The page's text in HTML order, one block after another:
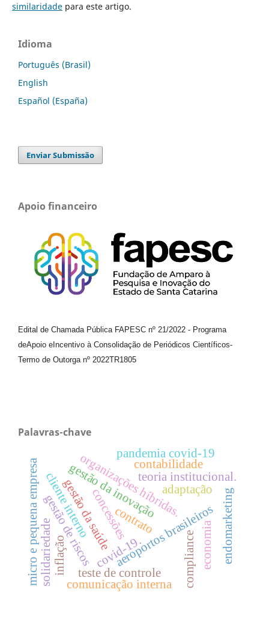
similaridadepara este artigo.
Idioma
Português (Brasil)
English
Español (España)
Enviar Submissão
Apoio financeiro
Edital de Chamada Pública FAPESC nº 21/2022 - Programa
deApoio e Incentivo à Consolidação de Periódicos Científicos-
Termo de Outorga nº 2022TR1805
Palavras-chave
covid-19.
concessõesaeroportos brasileiros
organizações híbridas.teoria institucional.
teste de controle
gestão de riscos compliance
gestão da inovação
micro e pequena empresa adaptação
comunicação interna
gestão da saúde
solidariedade economia endomarketing
contabilidade
contrato
pandemia covid-19
inflação
cliente interno